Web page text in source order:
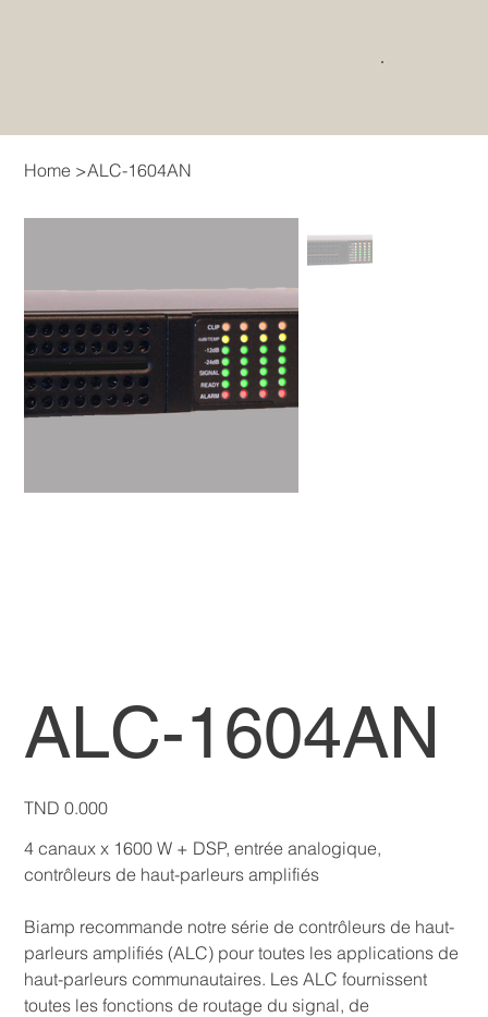
Home >ALC-1604AN
ALC-1604AN
Price
TND 0.000
4 canaux x 1600 W + DSP, entrée analogique,
contrôleurs de haut-parleurs amplifiés
Biamp recommande notre série de contrôleurs de haut-
parleurs amplifiés (ALC) pour toutes les applications de
haut-parleurs communautaires. Les ALC fournissent
toutes les fonctions de routage du signal, de